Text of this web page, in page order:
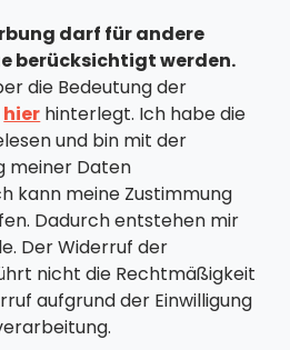
darf für andere
berücksichtigt werden.
die Bedeutung der
hier hinterlegt. Ich habe die
und bin mit der
meiner Daten
kann meine Zustimmung
Dadurch entstehen mir
Der Widerruf der
nicht die Rechtmäßigkeit
aufgrund der Einwilligung